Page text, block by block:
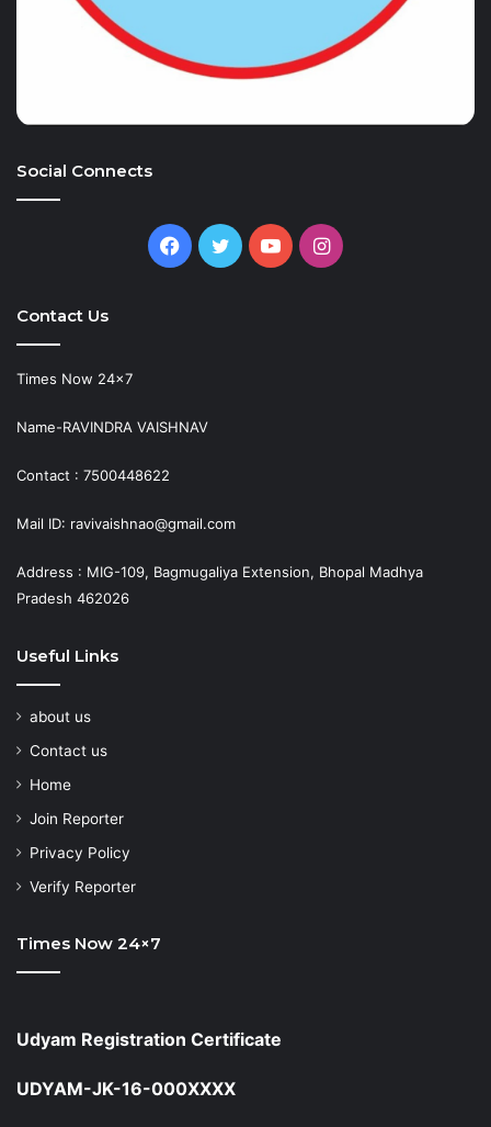
Social Connects
Facebook
TwitterYouTubeInstagram
Contact Us
Times Now 24×7
Name-RAVINDRA VAISHNAV
Contact : 7500448622
Mail ID: ravivaishnao@gmail.com
Address : MIG-109, Bagmugaliya Extension, Bhopal Madhya
Pradesh 462026
Useful Links
about us
Contact us
Home
Join Reporter
Privacy Policy
Verify Reporter
Times Now 24×7
Udyam Registration Certificate
UDYAM-JK-16-000XXXX